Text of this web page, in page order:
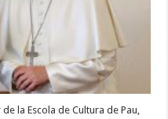
la Escola de Cultura de Pau,